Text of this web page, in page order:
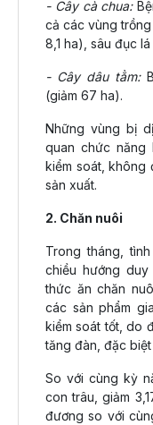
- Cây cà chua:
cả các vùng
8,1 ha), sâu đục
- Cây dâu tằm:
(giảm 67 ha).
Những vùng bị
quan chức năng
kiểm soát, không
sản xuất.
2. Chăn nuôi
Trong tháng,
chiều hướng
thức ăn chăn
các sản phẩm
kiểm soát tốt, do
tăng đàn, đặc
So với cùng kỳ
con trâu, giảm
đương so với